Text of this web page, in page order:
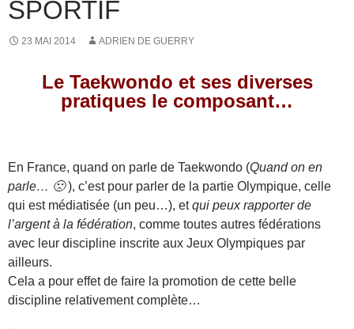
SPORTIF
23 MAI 2014 ADRIEN DE GUERRY
Le Taekwondo et ses diverses
pratiques le composant…
En France, quand on parle de Taekwondo (Quand on en
parle… 🙁), c’est pour parler de la partie Olympique, celle
qui est médiatisée (un peu…), etqui peux rapporter de
l’argent à la fédération, comme toutes autres fédérations
avec leur discipline inscrite aux Jeux Olympiques par
ailleurs.
Cela a pour effet de faire la promotion de cette belle
discipline relativement complète…